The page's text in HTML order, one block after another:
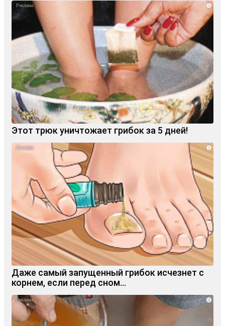
i
Этот трюк уничтожает грибок за 5 дней!
i
Даже самый запущенный грибок исчезнет с
корнем, если перед сном…
i